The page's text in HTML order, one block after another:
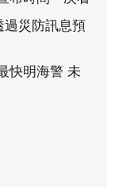
過災防訊息預
快明海警 未